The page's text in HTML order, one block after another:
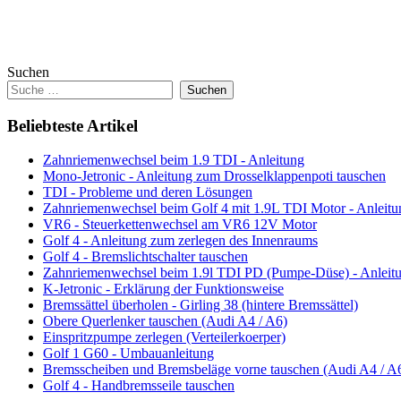
Suchen
Suchen
Beliebteste Artikel
Zahnriemenwechsel beim 1.9 TDI - Anleitung
Mono-Jetronic - Anleitung zum Drosselklappenpoti tauschen
TDI - Probleme und deren Lösungen
Zahnriemenwechsel beim Golf 4 mit 1.9L TDI Motor -
VR6 - Steuerkettenwechsel am VR6 12V Motor
Golf 4 - Anleitung zum zerlegen des Innenraums
Golf 4 - Bremslichtschalter tauschen
Zahnriemenwechsel beim 1.9l TDI PD (Pumpe-Düse) -
K-Jetronic - Erklärung der Funktionsweise
Bremssättel überholen - Girling 38 (hintere Bremssättel)
Obere Querlenker tauschen (Audi A4 / A6)
Einspritzpumpe zerlegen (Verteilerkoerper)
Golf 1 G60 - Umbauanleitung
Bremsscheiben und Bremsbeläge vorne tauschen (Audi A4 /
Golf 4 - Handbremsseile tauschen